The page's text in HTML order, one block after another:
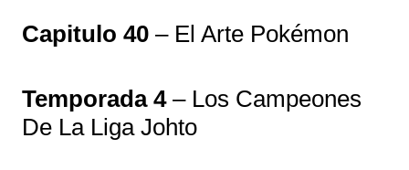
Capitulo 40– El Arte Pokémon
Temporada 4– Los Campeones
De La Liga Johto